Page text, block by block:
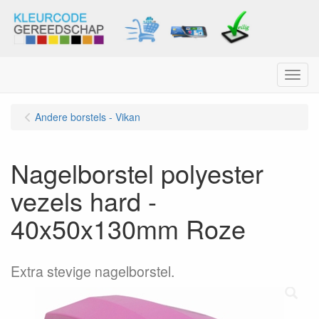
Menu
Andere borstels - Vikan
Nagelborstel polyester
vezels hard -
40x50x130mm Roze
Extra stevige nagelborstel.